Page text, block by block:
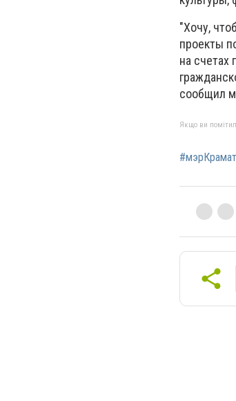
"Хочу,
проекты
на счетах
сообщил
Якщо ви